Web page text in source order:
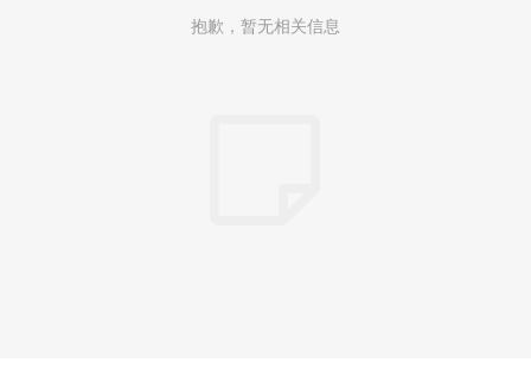
抱歉，暂无相关信息